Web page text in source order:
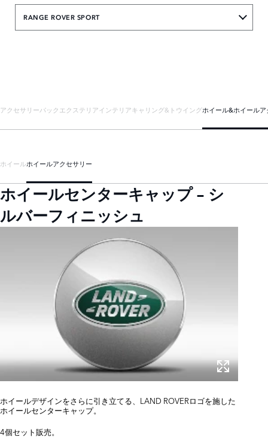
RANGE ROVER SPORT
アクセサリーパック エクステリアインテリアキャリング&トウイングホイール&ホイール
ホイールホイールアクセサリー
ホイールセンターキャップ - シ
ルバーフィニッシュ
ホイールデザインをさらに引き立てる、LAND ROVERロゴを施した
ホイールセンターキャップ。
4個セット販売。